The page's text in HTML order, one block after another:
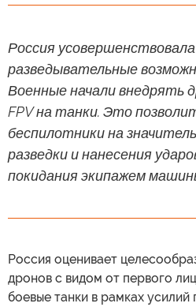
Россия
разведывательные
Военные начали внедрять
FPV на танки. Это
беспилотники на
разведки и нанесения
покидания экипажем
Россия оценивает
дронов с видом от первого
боевые танки в рамках усилий